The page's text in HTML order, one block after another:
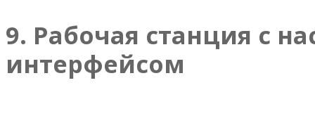
9. Рабочая станция с
интерфейсом